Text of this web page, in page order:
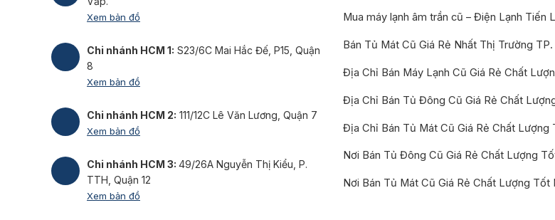
Xem bản đồ
Chi nhánh HCM 1: S23/6C Mai Hắc Đế, P15, Quận
8
Xem bản đồ
Chi nhánh HCM 2: 111/12C Lê Văn Lương, Quận 7
Xem bản đồ
Chi nhánh HCM 3: 49/26A Nguyễn Thị Kiểu, P.
TTH, Quận 12
Xem bản đồ
Mua máy lạnh âm trần cũ – Điện Lạnh Tiến
Bán Tủ Mát Cũ Giá Rẻ Nhất Thị Trường
Địa Chỉ Bán Máy Lạnh Cũ Giá Rẻ Chất
Địa Chỉ Bán Tủ Đông Cũ Giá Rẻ Chất
Địa Chỉ Bán Tủ Mát Cũ Giá Rẻ Chất Lượng
Nơi Bán Tủ Đông Cũ Giá Rẻ Chất Lượng
Nơi Bán Tủ Mát Cũ Giá Rẻ Chất Lượng Tốt